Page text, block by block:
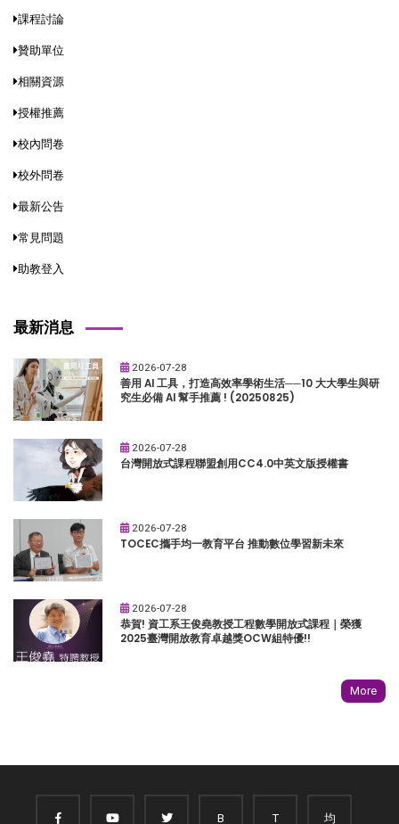
課程討論
贊助單位
相關資源
授權推薦
校內問卷
校外問卷
最新公告
常見問題
助教登入
最新消息
2026-07-28
善用 AI 工具，打造高效率學術生活──10 大大學生與研
究生必備 AI 幫手推薦 ! (20250825)
2026-07-28
台灣開放式課程聯盟創用CC4.0中英文版授權書
2026-07-28
TOCEC攜手均一教育平台 推動數位學習新未來
2026-07-28
恭賀! 資工系王俊堯教授工程數學開放式課程｜榮獲
2025臺灣開放教育卓越獎OCW組特優!!
More
B T 均